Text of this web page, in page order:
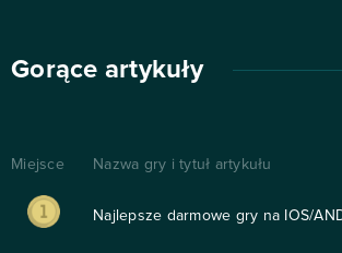
Gorące artykuły
Miejsce Nazwa gry i tytuł artykułu
Najlepsze darmowe gry na IOS/